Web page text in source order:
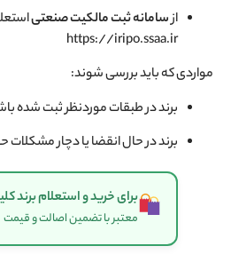
ازسامانه ثبت مالکیت صنعتی
https://iripo.ssaa.ir
مواردی که باید بررسی شوند:
برند در طبقات موردنظر ثبت شده
برند در حال انقضا یا دچار
برای خرید و استعلام برند
معتبر با تضمین اصالت و قیمت